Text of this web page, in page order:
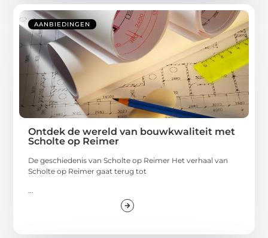
AANBIEDINGEN
Ontdek de wereld van bouwkwaliteit met
Scholte op Reimer
De geschiedenis van Scholte op Reimer Het verhaal van
Scholte op Reimer gaat terug tot
...